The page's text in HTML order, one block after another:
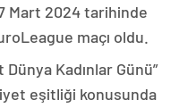
Mart 2024 tarihinde
maçı oldu.
Kadınlar Günü”
eşitliği konusunda